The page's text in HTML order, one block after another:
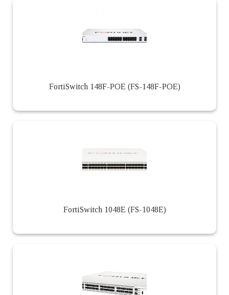
FortiSwitch 148F-POE (FS-148F-POE)
FortiSwitch 1048E (FS-1048E)